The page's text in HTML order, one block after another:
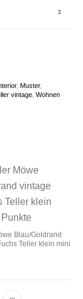
,Muster,
vintage ,Wohnen
Blau/Goldrand
Teller klein mini